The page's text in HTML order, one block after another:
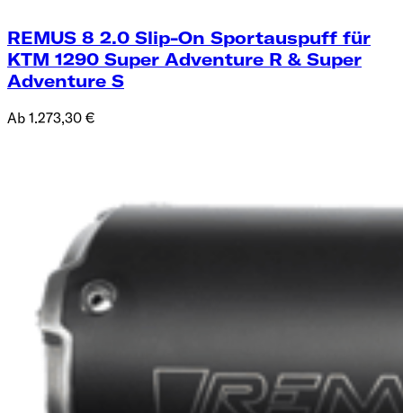
REMUS 8 2.0 Slip-On Sportauspuff für
KTM 1290 Super Adventure R & Super
Adventure S
Ab 1.273,30 €